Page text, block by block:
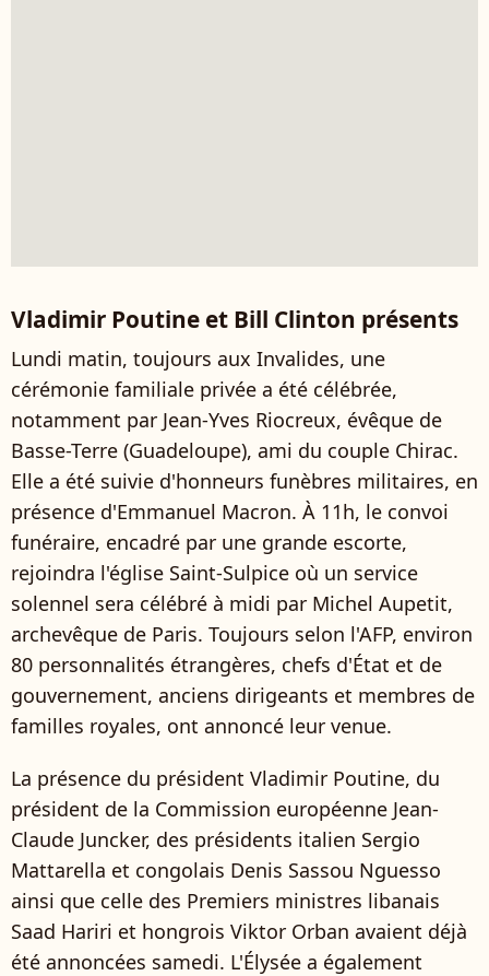
Vladimir Poutine et Bill Clinton présents
Lundi matin, toujours aux Invalides, une
cérémonie familiale privée a été célébrée,
notamment par Jean-Yves Riocreux, évêque de
Basse-Terre (Guadeloupe), ami du couple Chirac.
Elle a été suivie d'honneurs funèbres militaires, en
présence d'Emmanuel Macron. À 11h, le convoi
funéraire, encadré par une grande escorte,
rejoindra l'église Saint-Sulpice où un service
solennel sera célébré à midi par Michel Aupetit,
archevêque de Paris. Toujours selon l'AFP, environ
80 personnalités étrangères, chefs d'État et de
gouvernement, anciens dirigeants et membres de
familles royales, ont annoncé leur venue.
La présence du président Vladimir Poutine, du
président de la Commission européenne Jean-
Claude Juncker, des présidents italien Sergio
Mattarella et congolais Denis Sassou Nguesso
ainsi que celle des Premiers ministres libanais
Saad Hariri et hongrois Viktor Orban avaient déjà
été annoncées samedi. L'Élysée a également